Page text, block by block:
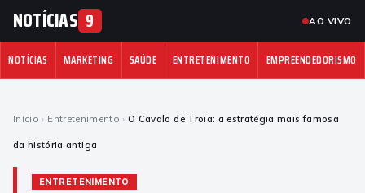
NOTÍCIAS 9 AO VIVO
NOTÍCIAS MARKETING SAÚDE ENTRETENIMENTO EMPREENDEDORISMO
Início › Entretenimento › O Cavalo de Troia: a estratégia mais famosa
da história antiga
ENTRETENIMENTO